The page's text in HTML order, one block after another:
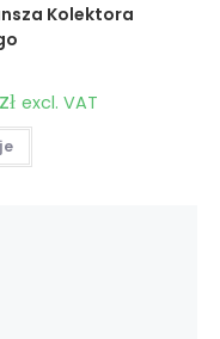
Kolektora
złZakres
cen:
od
do
excl. VAT
Ten
ma